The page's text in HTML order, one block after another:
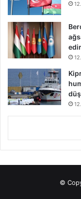
edir
©